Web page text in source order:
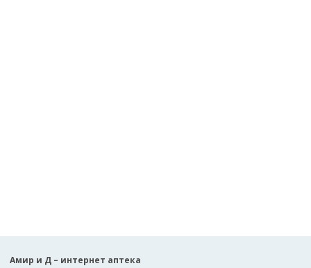
Амир и Д – интернет аптека